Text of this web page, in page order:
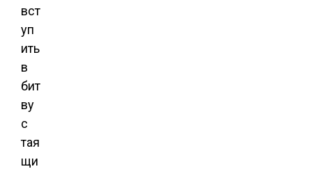
вст
уп
ить
в
бит
ву
с
тая
щи